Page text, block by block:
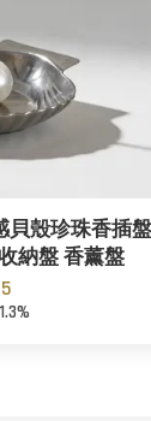
貝殼珍珠香插
納盤 香薰盤